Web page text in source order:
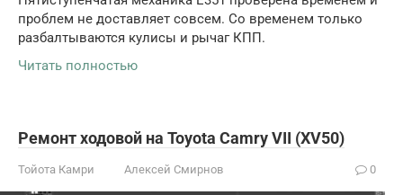
проблем не доставляет совсем. Со временем только
разбалтываются кулисы и рычаг КПП.
Читать полностью
Ремонт ходовой на Toyota Camry VII (XV50)
Тойота Камри Алексей Смирнов 0